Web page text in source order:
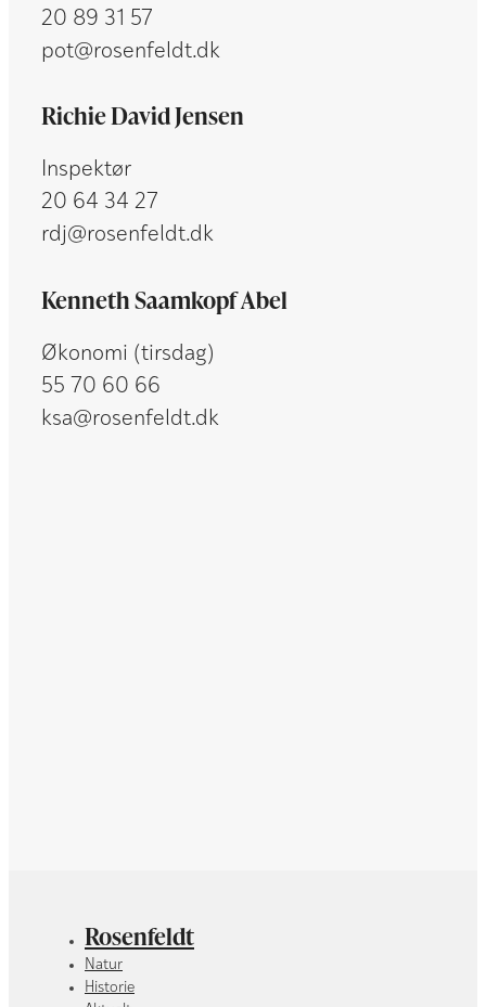
20 89 31 57
pot@rosenfeldt.dk
Richie David Jensen
Inspektør
20 64 34 27
rdj@rosenfeldt.dk
Kenneth Saamkopf Abel
Økonomi (tirsdag)
55 70 60 66
ksa@rosenfeldt.dk
Rosenfeldt
Natur
Historie